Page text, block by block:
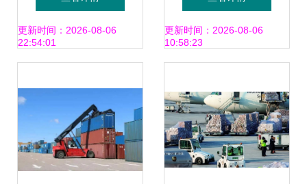
与贸易额双冠彰
力量
更新时间：2026-08-06
22:54:01
更新时间：2026-08-06
10:58:23